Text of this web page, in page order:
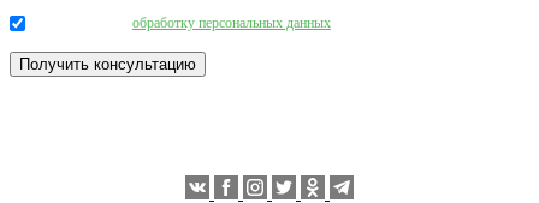
обработку персональных данных